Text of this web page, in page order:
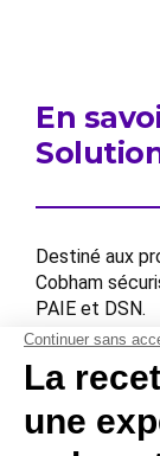
En
Destiné aux
Cobham
PAIE et DSN.